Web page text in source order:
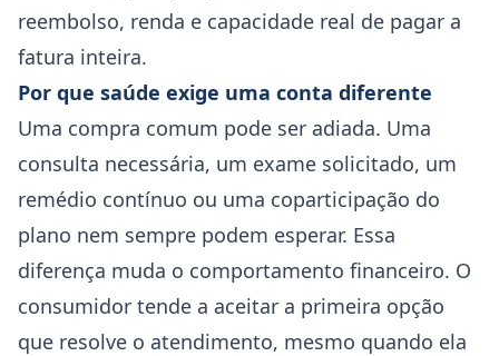
reembolso, renda e capacidade real de pagar a
fatura inteira.
Por que saúde exige uma conta diferente
Uma compra comum pode ser adiada. Uma
consulta necessária, um exame solicitado, um
remédio contínuo ou uma coparticipação do
plano nem sempre podem esperar. Essa
diferença muda o comportamento financeiro. O
consumidor tende a aceitar a primeira opção
que resolve o atendimento, mesmo quando ela